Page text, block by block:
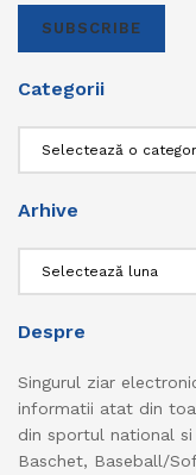
SUBSCRIBE
Categorii
Arhive
Despre
Singurul ziar
informatii atat din
din sportul national
Baschet, Baseball/